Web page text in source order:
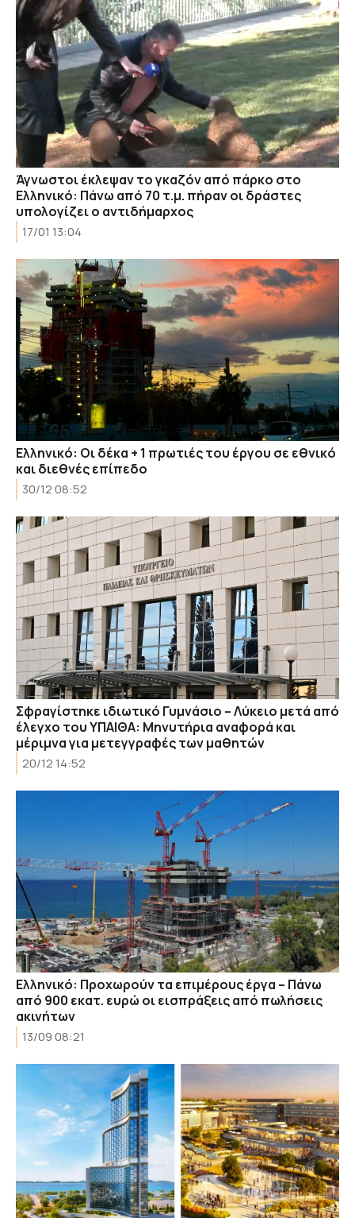
Άγνωστοι έκλεψαν το γκαζόν από πάρκο στο
Ελληνικό: Πάνω από 70 τ.μ. πήραν οι δράστες
υπολογίζει ο αντιδήμαρχος
17/01 13:04
Ελληνικό: Οι δέκα + 1 πρωτιές του έργου σε εθνικό
και διεθνές επίπεδο
30/12 08:52
Σφραγίστηκε ιδιωτικό Γυμνάσιο – Λύκειο μετά από
έλεγχο του ΥΠΑΙΘΑ: Μηνυτήρια αναφορά και
μέριμνα για μετεγγραφές των μαθητών
20/12 14:52
Ελληνικό: Προχωρούν τα επιμέρους έργα – Πάνω
από 900 εκατ. ευρώ oι εισπράξεις από πωλήσεις
ακινήτων
13/09 08:21